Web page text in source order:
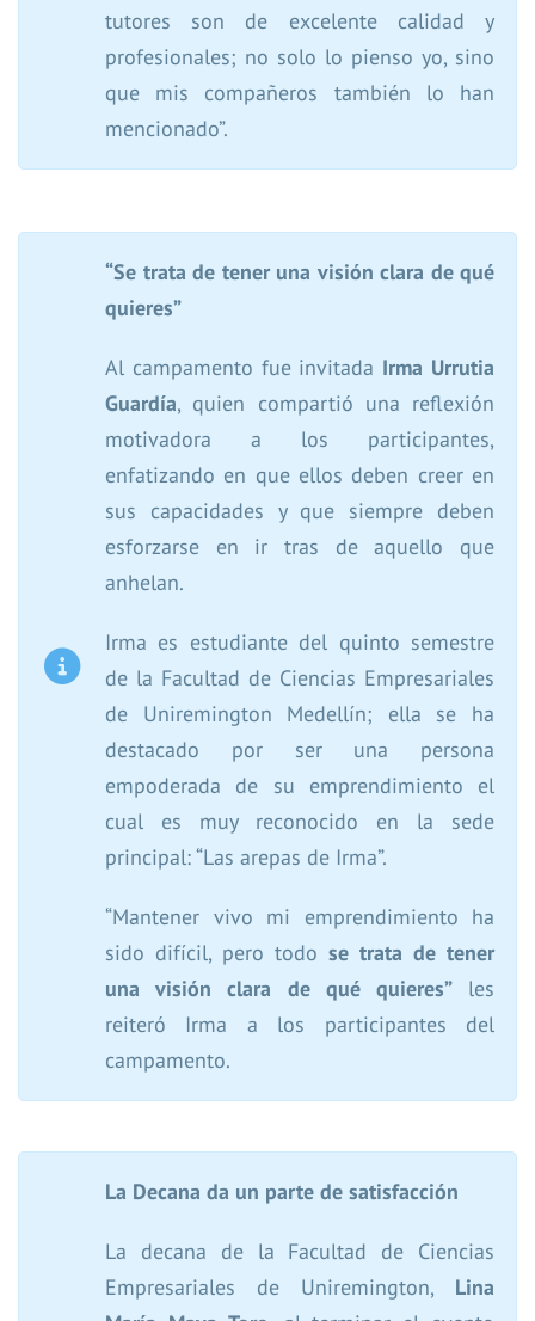
tutores son de excelente calidad y
profesionales; no solo lo pienso yo, sino
que mis compañeros también lo han
mencionado”.
“Se trata de tener una visión clara de qué
quieres”
Al campamento fue invitada Irma Urrutia
Guardía, quien compartió una reflexión
motivadora a los participantes,
enfatizando en que ellos deben creer en
sus capacidades y que siempre deben
esforzarse en ir tras de aquello que
anhelan.
Irma es estudiante del quinto semestre
de la Facultad de Ciencias Empresariales
de Uniremington Medellín; ella se ha
destacado por ser una persona
empoderada de su emprendimiento el
cual es muy reconocido en la sede
principal: “Las arepas de Irma”.
“Mantener vivo mi emprendimiento ha
sido difícil, pero todo se trata de tener
una visión clara de qué quieres”les
reiteró Irma a los participantes del
campamento.
La Decana da un parte de satisfacción
La decana de la Facultad de Ciencias
Empresariales de Uniremington, Lina